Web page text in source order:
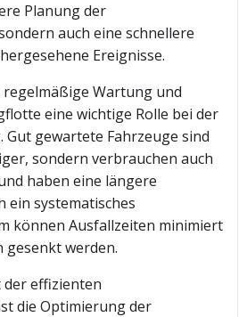
Planung der
auch eine schnellere
Ereignisse.
Wartung und
eine wichtige Rolle bei der
Gut gewartete Fahrzeuge sind
sondern verbrauchen auch
haben eine längere
ein systematisches
können Ausfallzeiten minimiert
werden.
der effizienten
die Optimierung der